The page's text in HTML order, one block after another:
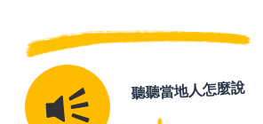
聽聽當地人怎麼說